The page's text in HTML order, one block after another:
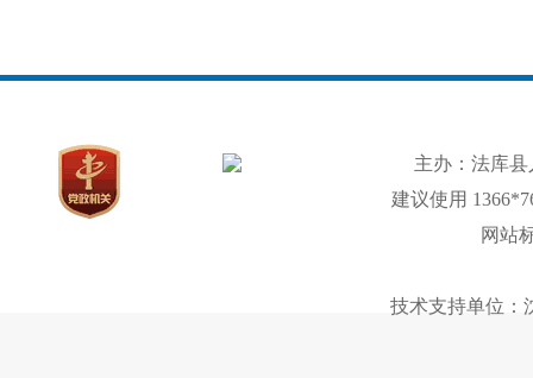
主办：法库
建议使用
网站
技术支持单位：